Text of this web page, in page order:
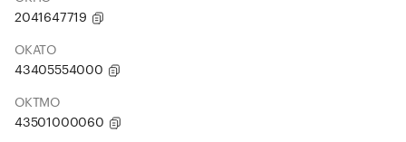
2041647719
ОКАТО
43405554000
ОКТМО
43501000060